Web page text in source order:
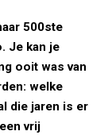
500ste
Je kan je
ooit was van
welke
die jaren is er
vrij